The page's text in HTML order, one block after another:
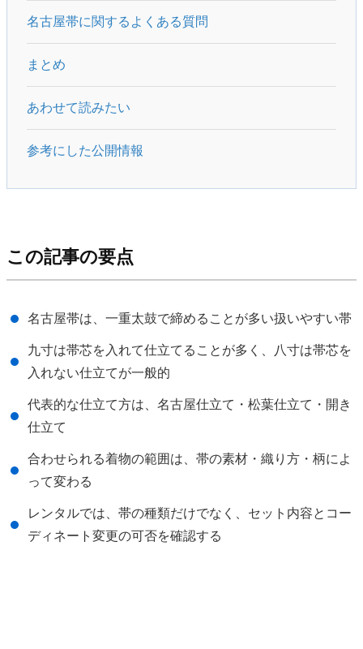
名古屋帯に関するよくある質問
まとめ
あわせて読みたい
参考にした公開情報
この記事の要点
名古屋帯は、一重太鼓で締めることが多い扱いやすい帯
九寸は帯芯を入れて仕立てることが多く、八寸は帯芯を
入れない仕立てが一般的
代表的な仕立て方は、名古屋仕立て・松葉仕立て・開き
仕立て
合わせられる着物の範囲は、帯の素材・織り方・柄によ
って変わる
レンタルでは、帯の種類だけでなく、セット内容とコー
ディネート変更の可否を確認する